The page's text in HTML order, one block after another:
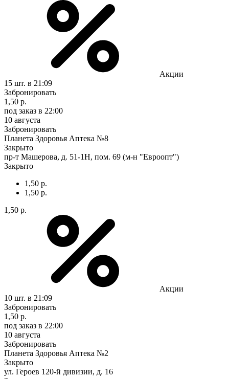
Акции
15 шт. в 21:09
Забронировать
1,50 р.
под заказ в 22:00
10 августа
Забронировать
Планета Здоровья Аптека №8
Закрыто
пр-т Машерова, д. 51-1Н, пом. 69 (м-н "Евроопт")
Закрыто
1,50 р.
1,50 р.
1,50 р.
Акции
10 шт. в 21:09
Забронировать
1,50 р.
под заказ в 22:00
10 августа
Забронировать
Планета Здоровья Аптека №2
Закрыто
ул. Героев 120-й дивизии, д. 16